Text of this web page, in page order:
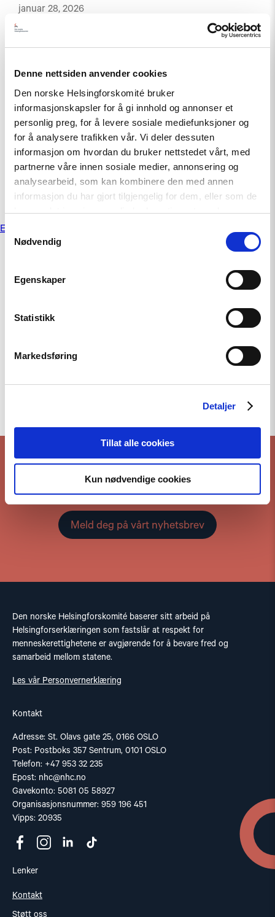
Denne nettsiden anvender cookies
Den norske Helsingforskomité bruker
informasjonskapsler for å gi innhold og annonser et
personlig preg, for å levere sosiale mediefunksjoner og
for å analysere trafikken vår. Vi deler dessuten
informasjon om hvordan du bruker nettstedet vårt, med
partnerne våre innen sosiale medier, annonsering og
analysearbeid, som kan kombinere den med annen
informasjon du har gjort tilgjengelig for dem, eller som de
har samlet inn gjennom din bruk av tjenestene deres.
Samtykkevalg
Nødvendig
Egenskaper
Statistikk
Markedsføring
Detaljer
Tillat alle cookies
Kun nødvendige cookies
januar 28, 2026
Tsikhanowskaja tildelte Lindeman medalje for
desember 3, 2025
OSSE-konferanse om menneskerettigheter og
grunnleggende friheter
oktober 1, 2025
Voices Behind Bars – OSCE Side Event
oktober 1, 2025
Innleggnavigasjon
Eldre innlegg
Hold deg oppdatert på vårt arbeid
Meld deg på vårt nyhetsbrev
Den norske Helsingforskomité baserer sitt arbeid på
Helsingforserklæringen som fastslår at respekt for
menneskerettighetene er avgjørende for å bevare fred og
samarbeid mellom statene.
Les vår Personvernerklæring
Kontakt
Adresse: St. Olavs gate 25, 0166 OSLO
Post: Postboks 357 Sentrum, 0101 OSLO
Telefon: +47 953 32 235
Epost: nhc@nhc.no
Gavekonto: 5081 05 58927
Organisasjonsnummer: 959 196 451
Vipps: 20935
Lenker
Kontakt
Støtt oss